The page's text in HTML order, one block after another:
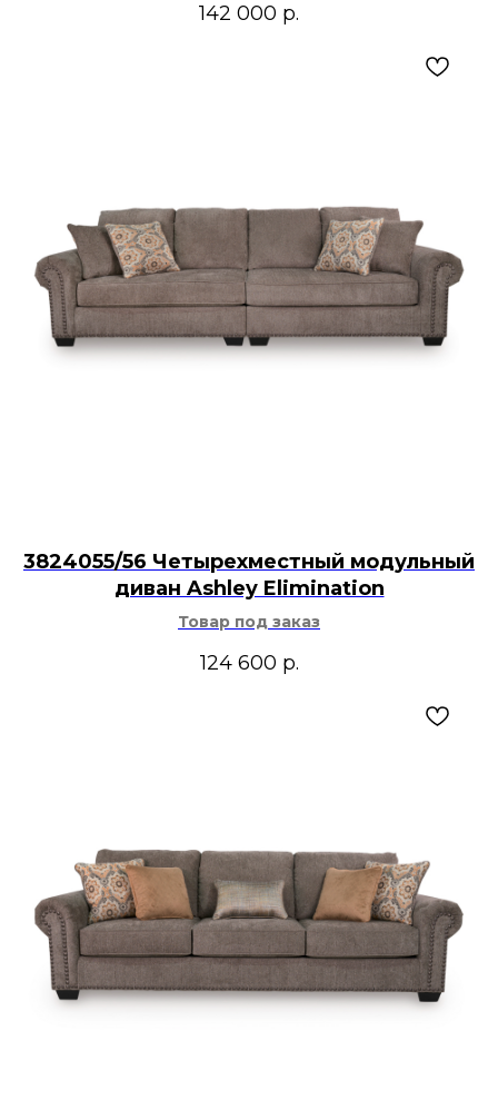
142 000 р.
3824055/56 Четырехместный модульный
диван Ashley Elimination
Товар под заказ
124 600 р.